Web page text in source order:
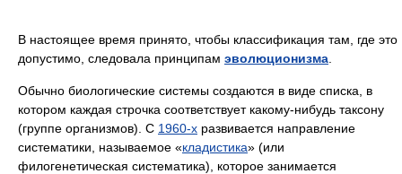
В настоящее время принято, чтобы классификация там, где это
допустимо, следовала принципам эволюционизма
Обычно биологические системы создаются в виде списка, в
котором каждая строчка соответствует какому-нибудь таксону
(группе организмов). С 1960-х развивается направление
систематики, называемое «кладистика» (или
филогенетическая систематика), которое занимается